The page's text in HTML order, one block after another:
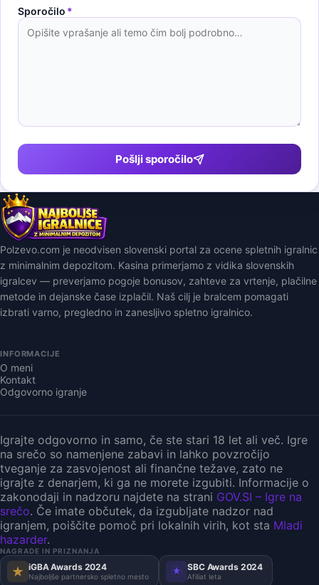
Sporočilo *
Pošlji sporočilo
Polzevo.com je neodvisen slovenski portal za ocene spletnih igralnic
z minimalnim depozitom. Kasina primerjamo z vidika slovenskih
igralcev — preverjamo pogoje bonusov, zahteve za vrtenje, plačilne
metode in dejanske čase izplačil. Naš cilj je bralcem pomagati
izbrati varno, pregledno in zanesljivo spletno igralnico.
INFORMACIJE
O meni
Kontakt
Odgovorno igranje
Igrajte odgovorno in samo, če ste stari 18 let ali več. Igre
na srečo so namenjene zabavi in lahko povzročijo
tveganje za zasvojenost ali finančne težave, zato ne
igrajte z denarjem, ki ga ne morete izgubiti. Informacije o
zakonodaji in nadzoru najdete na strani GOV.SI – Igre na
srečo. Če imate občutek, da izgubljate nadzor nad
igranjem, poiščite pomoč pri lokalnih virih, kot sta Mladi
hazarder.
NAGRADE IN PRIZNANJA
iGBA Awards 2024
Najboljše partnersko spletno mesto
SBC Awards 2024
Afiliat leta